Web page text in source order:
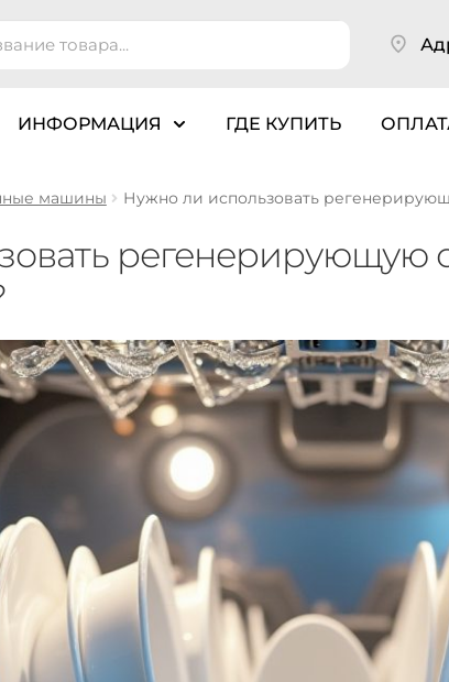
ИНФОРМАЦИЯ ГДЕ КУПИТЬ
машины Нужно ли использовать
регенерирующую